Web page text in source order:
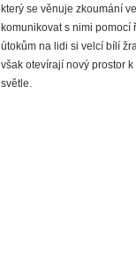
který se věnuje zkoumání
komunikovat s nimi pomocí
útokům na lidi si velcí bílí
však otevírají nový prostor
světle.